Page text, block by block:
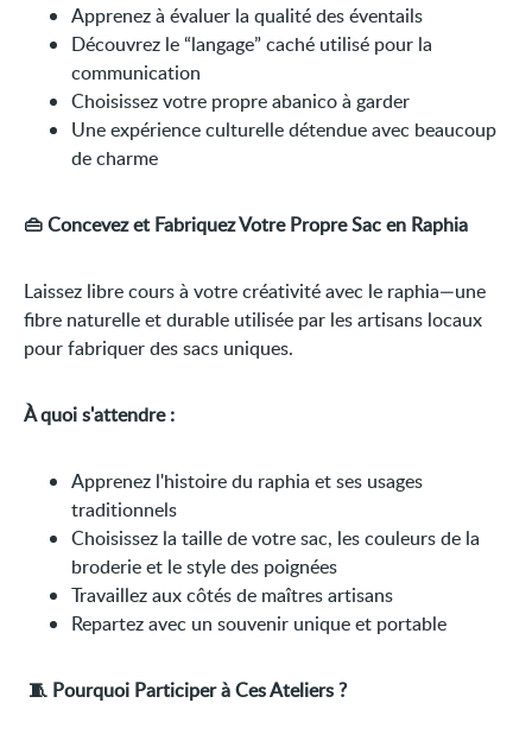
Apprenez à évaluer la qualité des éventails
Découvrez le “langage” caché utilisé pour la
communication
Choisissez votre propre abanico à garder
Une expérience culturelle détendue avec beaucoup
de charme
👜 Concevez et Fabriquez Votre Propre Sac en Raphia
Laissez libre cours à votre créativité avec le raphia—une
fibre naturelle et durable utilisée par les artisans locaux
pour fabriquer des sacs uniques.
À quoi s'attendre :
Apprenez l'histoire du raphia et ses usages
traditionnels
Choisissez la taille de votre sac, les couleurs de la
broderie et le style des poignées
Travaillez aux côtés de maîtres artisans
Repartez avec un souvenir unique et portable
🧵 Pourquoi Participer à Ces Ateliers ?